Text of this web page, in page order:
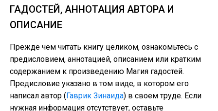
ГАДОСТЕЙ, АННОТАЦИЯ АВТОРА И
ОПИСАНИЕ
Прежде чем читать книгу целиком, ознакомьтесь с
предисловием, аннотацией, описанием или кратким
содержанием к произведению Магия гадостей.
Предисловие указано в том виде, в котором его
написал автор (Гаврик Зинаида) в своем труде. Если
нужная информация отсутствует, оставьте